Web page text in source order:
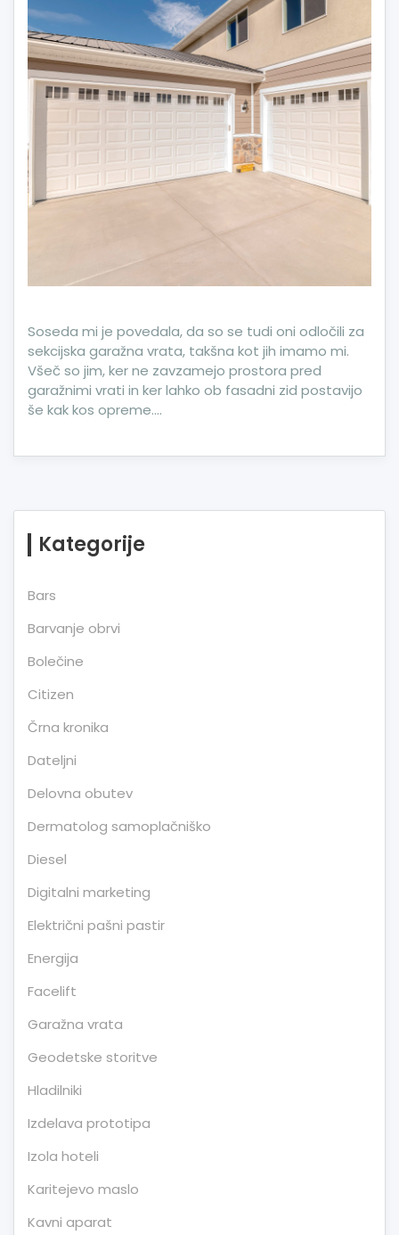
Soseda mi je povedala, da so se tudi oni odločili za
sekcijska garažna vrata, takšna kot jih imamo mi.
Všeč so jim, ker ne zavzamejo prostora pred
garažnimi vrati in ker lahko ob fasadni zid postavijo
še kak kos opreme.…
Kategorije
Bars
Barvanje obrvi
Bolečine
Citizen
Črna kronika
Dateljni
Delovna obutev
Dermatolog samoplačniško
Diesel
Digitalni marketing
Električni pašni pastir
Energija
Facelift
Garažna vrata
Geodetske storitve
Hladilniki
Izdelava prototipa
Izola hoteli
Karitejevo maslo
Kavni aparat